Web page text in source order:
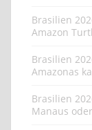
Brasilien
Amazon
Brasilien
Amazonas
Brasilien
Manaus